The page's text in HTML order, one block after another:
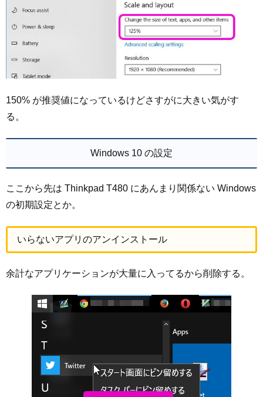
150% が推奨値になっているけどさすがに大きい気がす
る。
Windows 10 の設定
ここから先は Thinkpad T480 にあんまり関係ない Windows
の初期設定とか。
いらないアプリのアンインストール
余計なアプリケーションが大量に入ってるから削除する。